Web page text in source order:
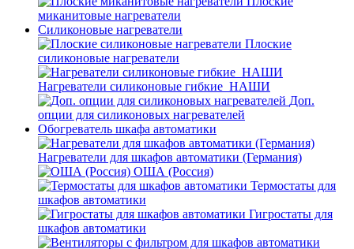
миканитовые нагреватели
Силиконовые нагреватели
Плоские
силиконовые нагреватели
Нагреватели силиконовые гибкие_НАШИ
Доп.
опции для силиконовых нагревателей
Обогреватель шкафа автоматики
Нагреватели для шкафов автоматики (Германия)
ОША (Россия)
Термостаты для
шкафов автоматики
Гигростаты для
шкафов автоматики